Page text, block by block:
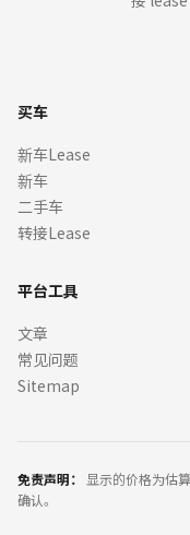
买车
新车Lease
新车
二手车
转接Lease
平台工具
文章
常见问题
Sitemap
免责声明：
显示的价格为估
确认。